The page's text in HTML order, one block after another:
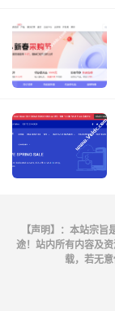
【声明】：本站宗
途！站内所有内容及
载，若无